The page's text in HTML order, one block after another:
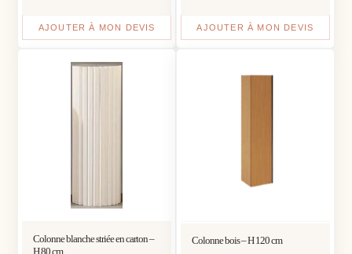
AJOUTER À MON DEVIS AJOUTER À MON DEVIS
Colonne blanche striée en carton –
H 80 cm
Colonne bois – H 120 cm